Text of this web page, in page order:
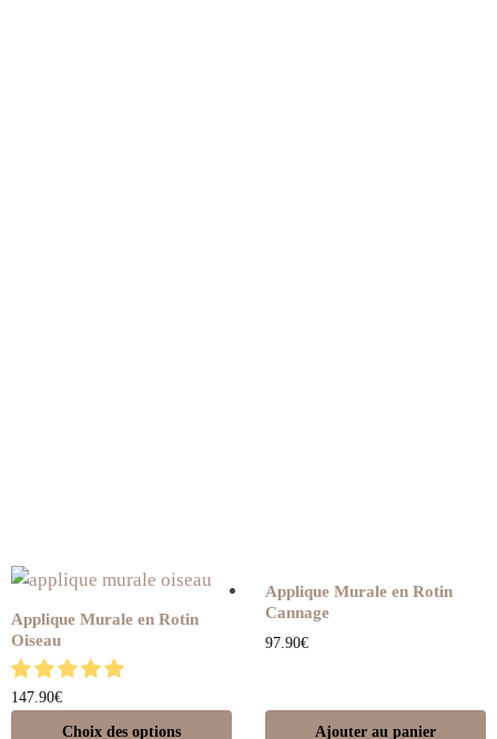
Applique Murale en Rotin
Oiseau
147.90€
Choix des options
Applique Murale en Rotin
Cannage
97.90€
Ajouter au panier